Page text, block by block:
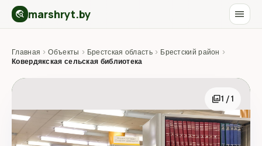
travel_explore marshryt.by menu
Главная › Объекты › Брестская область › Брестский район ›
Ковердякская сельская библиотека
photo_library1 / 1